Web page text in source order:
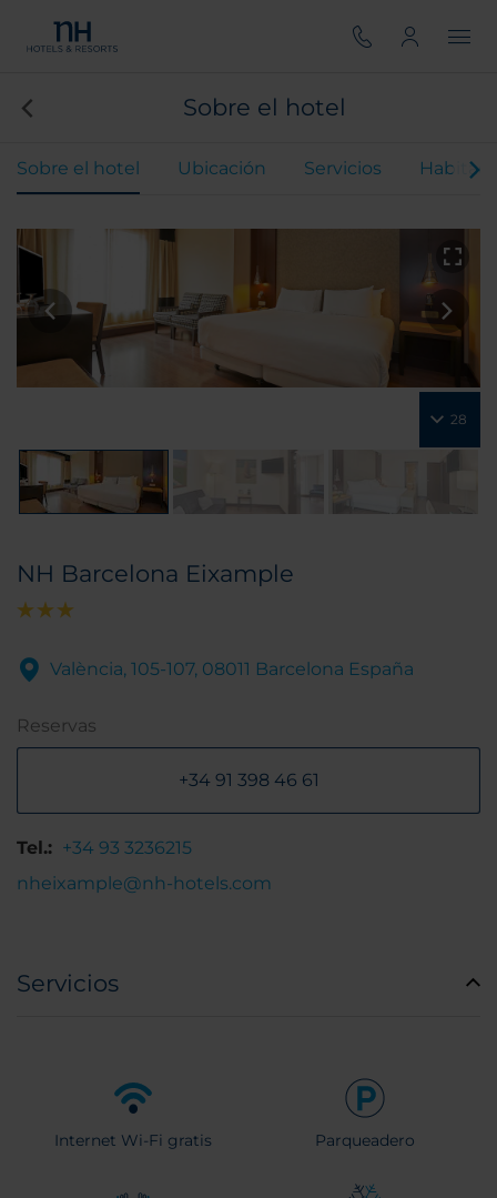
Sobre el hotel
Sobre el hotel Ubicación Servicios
28
NH Barcelona Eixample
València, 105-107, 08011 Barcelona España
Reservas
+34 91 398 46 61
Tel.: +34 93 3236215
nheixample@nh-hotels.com
Servicios
Internet Wi-Fi gratis Parqueadero